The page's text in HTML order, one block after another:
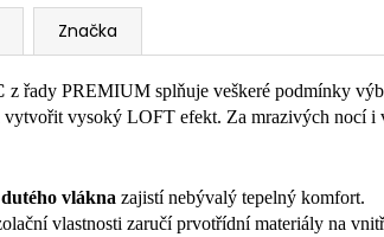
Značka
z řady PREMIUM splňuje veškeré podmínky
vysoký LOFT efekt. Za mrazivých nocí
vlákna zajistí nebývalý tepelný komfort.
vlastnosti zaručí prvotřídní materiály na